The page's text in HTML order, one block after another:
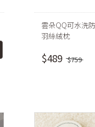
雲朵QQ可水洗
羽絲絨枕
$489 $759